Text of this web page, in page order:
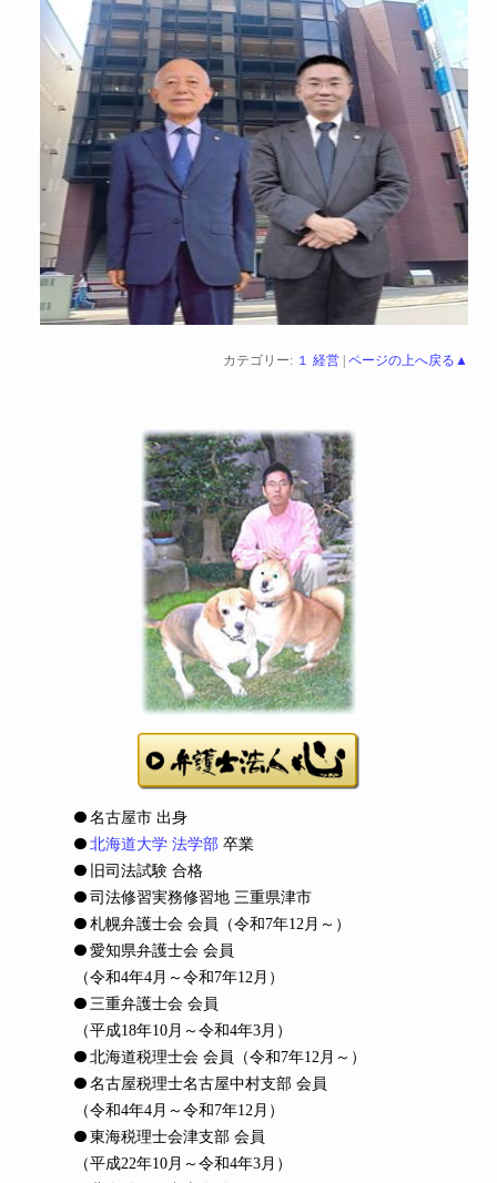
カテゴリー: １ 経営| ページの上へ戻る▲
名古屋市 出身
北海道大学 法学部 卒業
旧司法試験 合格
司法修習実務修習地 三重県津市
札幌弁護士会 会員
（令和7年12月～）
愛知県弁護士会 会員
（令和4年4月～令和7年12月）
三重弁護士会 会員
（平成18年10月～令和4年3月）
北海道税理士会 会員
（令和7年12月～）
名古屋税理士名古屋中村支部 会員
（令和4年4月～令和7年12月）
東海税理士会津支部 会員
（平成22年10月～令和4年3月）